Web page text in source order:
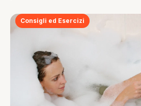
Consigli ed Esercizi